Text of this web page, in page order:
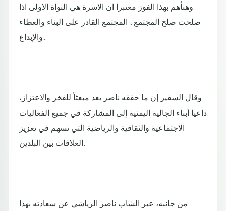
وهنأهم بهذا الفوز معتبرا ان الاسرة هي النواة الاولى اذا
صلحت صلح المجتمع . المجتمع القادر على البناء والعطاء
والإبداع.
وقال السفير إن ما حققه ناصر يعد مبعثاً للفخر والاعتزاز،
داعيا أبناء الجالية اليمنية إلى المشاركة في جميع الفعاليات
الاجتماعية والثقافية والرياضية التي تسهم في تعزيز
العلاقات بين البلدين.
من جانبه، عبر الشاب ناصر الرياشي عن سعادته بهذا